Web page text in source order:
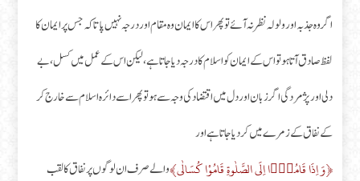
اگر وہ جذبہ اور ولولہ نظر نہ آئے تو پھر اس کا ایمان وہ مقام اور درجہ نہیں پاتا کہ جس پر ایمان کا
لفظ صادق آتا ہو تو اس کے ایمان کو اسلام کا درجہ دیا جاتا ہے، لیکن اس کے عمل میں کسل، بے
دلی اور پژمردگی اگر زبان اور دل میں اقتضاد کی وجہ سے ہو تو پھر اسے دائرہ اسلام سے خارج کر
کے نفاق کے زمرے میں کر دیا جاتا ہے اور
﴿وَ اِذَا قَامُوْۤا اِلَی الصَّلٰوةِ قَامُوْا كُسَالٰی﴾والے صرف ان لوگوں پر نفاق کا لقب